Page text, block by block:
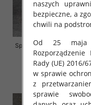
Spodnie damskie jeansy
36, 1 Kolor Paczka 10
57.00 zł
szczegóły
naszych
bezpieczne, a
chwili na
Od 25 maja
Rady (UE) 2016/
w sprawie
z
sprawie